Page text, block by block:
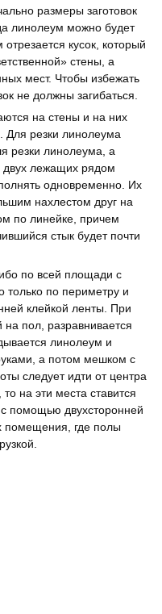
размеры заготовок
линолеум можно будет
кусок, который
стены, а
мест. Чтобы избежать
не должны загибаться.
на стены и на них
Для резки линолеума
резки линолеума, а
двух лежащих рядом
одновременно. Их
нахлестом друг на
по линейке, причем
стык будет почти
по всей площади с
по периметру и
клейкой ленты. При
пол, разравнивается
линолеум и
а потом мешком с
следует идти от центра
на эти места ставится
помощью двухсторонней
помещения, где полы